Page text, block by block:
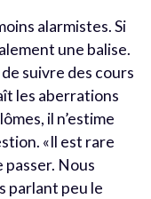
alarmistes. Si
une balise.
suivre des cours
les aberrations
il n’estime
«Il est rare
passer. Nous
parlant peu le